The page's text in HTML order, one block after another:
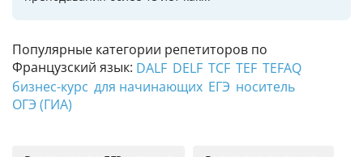
Популярные категории репетиторов по
Французский язык: DALF DELF TCF TEF TEFAQ
бизнес-курс для начинающих ЕГЭ носитель
ОГЭ (ГИА)